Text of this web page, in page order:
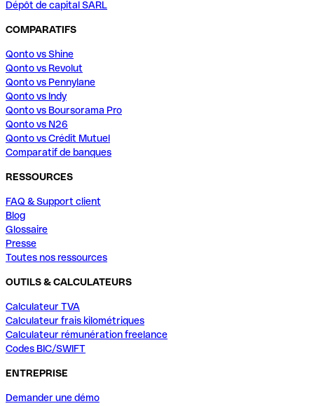
Dépôt de capital SARL
COMPARATIFS
Qonto vs Shine
Qonto vs Revolut
Qonto vs Pennylane
Qonto vs Indy
Qonto vs Boursorama Pro
Qonto vs N26
Qonto vs Crédit Mutuel
Comparatif de banques
RESSOURCES
FAQ & Support client
Blog
Glossaire
Presse
Toutes nos ressources
OUTILS & CALCULATEURS
Calculateur TVA
Calculateur frais kilométriques
Calculateur rémunération freelance
Codes BIC/SWIFT
ENTREPRISE
Demander une démo